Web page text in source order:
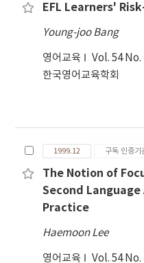
EFL Learners'
Young-joo Bang
영어교육 Vol. 54 No.
한국영어교육학회
1999.12 구독 인증
The Notion of
Second
Practice
Haemoon Lee
영어교육 Vol. 54 No.